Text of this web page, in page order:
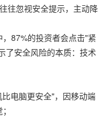
往忽视安全提示，主动降
87%的投资者会点击"紧
了安全风险的本质：技术
电脑更安全"，因移动端